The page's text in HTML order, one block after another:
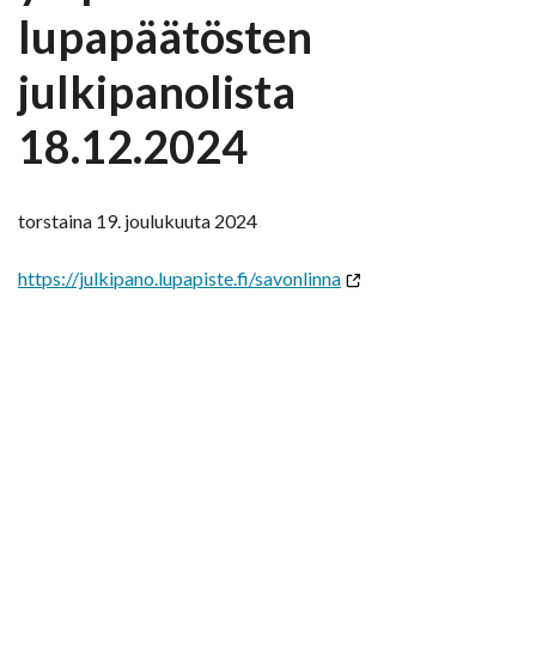
lupapäätösten
julkipanolista
18.12.2024
torstaina 19. joulukuuta 2024
https://julkipano.lupapiste.fi/savonlinna